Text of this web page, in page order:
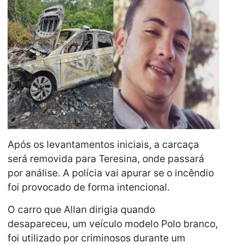
Após os levantamentos iniciais, a carcaça
será removida para Teresina, onde passará
por análise. A polícia vai apurar se o incêndio
foi provocado de forma intencional.
O carro que Allan dirigia quando
desapareceu, um veículo modelo Polo branco,
foi utilizado por criminosos durante um